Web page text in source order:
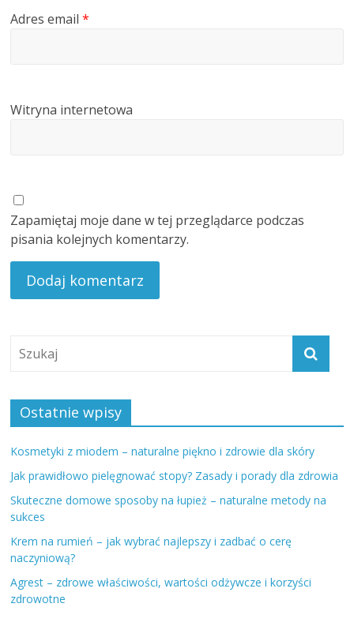
Adres email*
Witryna internetowa
Zapamiętaj moje dane w tej przeglądarce podczas
pisania kolejnych komentarzy.
Ostatnie wpisy
Kosmetyki z miodem – naturalne piękno i zdrowie dla skóry
Jak prawidłowo pielęgnować stopy? Zasady i porady dla zdrowia
Skuteczne domowe sposoby na łupież – naturalne metody na
sukces
Krem na rumień – jak wybrać najlepszy i zadbać o cerę
naczyniową?
Agrest – zdrowe właściwości, wartości odżywcze i korzyści
zdrowotne